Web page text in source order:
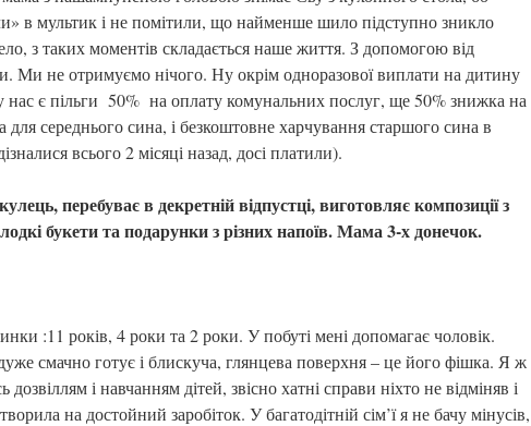
в мультик і не помітили, що найменше шило підступно зникло
з таких моментів складається наше життя. З допомогою від
Ми не отримуємо нічого. Ну окрім одноразової виплати на дитину
є пільги 50% на оплату комунальних послуг, ще 50% знижка на
для середнього сина, і безкоштовне харчування старшого сина в
всього 2 місяці назад, досі платили).
перебуває в декретній відпустці, виготовляє композиції з
букети та подарунки з різних напоїв. Мама 3-х донечок.
:11 років, 4 роки та 2 роки. У побуті мені допомагає чоловік.
смачно готує і блискуча, глянцева поверхня – це його фішка. Я ж
і навчанням дітей, звісно хатні справи ніхто не відміняв і
на достойний заробіток. У багатодітній сім’ї я не бачу мінусів,